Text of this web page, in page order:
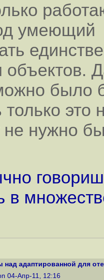
умеющий
объектов.
было
это
нужно
в
над адаптированной для
04-Апр-11, 12:16